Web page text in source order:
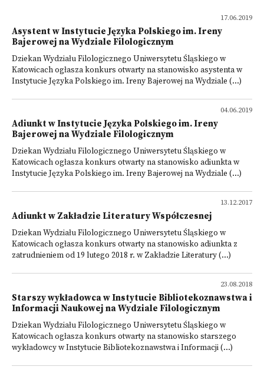
17.06.2019
Asystent w Instytucie Języka Polskiego im. Ireny
Bajerowej na Wydziale Filologicznym
Dziekan Wydziału Filologicznego Uniwersytetu Śląskiego w
Katowicach ogłasza konkurs otwarty na stanowisko asystenta w
Instytucie Języka Polskiego im. Ireny Bajerowej na Wydziale (...)
04.06.2019
Adiunkt w Instytucie Języka Polskiego im. Ireny
Bajerowej na Wydziale Filologicznym
Dziekan Wydziału Filologicznego Uniwersytetu Śląskiego w
Katowicach ogłasza konkurs otwarty na stanowisko adiunkta w
Instytucie Języka Polskiego im. Ireny Bajerowej na Wydziale (...)
13.12.2017
Adiunkt w Zakładzie Literatury Współczesnej
Dziekan Wydziału Filologicznego Uniwersytetu Śląskiego w
Katowicach ogłasza konkurs otwarty na stanowisko adiunkta z
zatrudnieniem od 19 lutego 2018 r. w Zakładzie Literatury (...)
23.08.2018
Starszy wykładowca w Instytucie Bibliotekoznawstwa i
Informacji Naukowej na Wydziale Filologicznym
Dziekan Wydziału Filologicznego Uniwersytetu Śląskiego w
Katowicach ogłasza konkurs otwarty na stanowisko starszego
wykładowcy w Instytucie Bibliotekoznawstwa i Informacji (...)